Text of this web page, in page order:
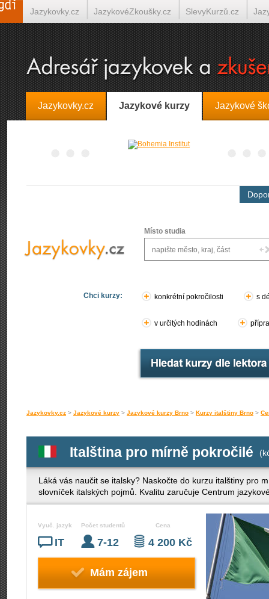
Jazykovky.cz Jazykové kurzy Jazykové
Místo studia
Chci kurzy: konkrétní pokročilosti s
v určitých hodinách
Jazykovky.cz > Jazykové kurzy > Jazykové kurzy Brno > Kurzy italštiny Brno >
Italština pro mírně pokročilé
Láká vás naučit se italsky? Naskočte do kurzu italštiny pro
slovníček italských pojmů. Kvalitu zaručuje Centrum
Vyuč. jazyk
IT
Počet studentů
7-12
Cena
4 200 Kč
Mám zájem
Jazykovky.cz JazykovéZkoušky.cz SlevyKurzů.cz
Španělština on-line Italština on-line Tlumočení-